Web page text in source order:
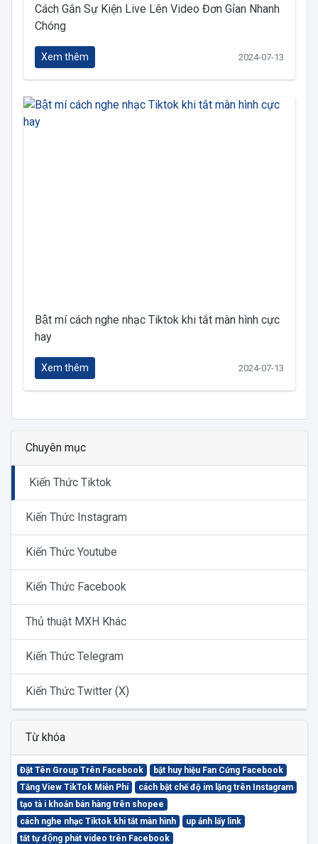
Cách Gắn Sự Kiện Live Lên Video Đơn Gỉan Nhanh
Chóng
Xem thêm 2024-07-13
Bật mí cách nghe nhạc Tiktok khi tắt màn hình cực
hay
Xem thêm 2024-07-13
Chuyên mục
Kiến Thức Tiktok
Kiến Thức Instagram
Kiến Thức Youtube
Kiến Thức Facebook
Thủ thuật MXH Khác
Kiến Thức Telegram
Kiến Thức Twitter (X)
Từ khóa
Đặt Tên Group Trên Facebook
bật huy hiệu Fan Cứng Facebook
Tăng View TikTok Miễn Phí
cách bật chế độ im lặng trên Instagram
tạo tà i khoản bán hàng trên shopee
cách nghe nhạc Tiktok khi tắt màn hình
up ảnh lấy link
tắt tự động phát video trên Facebook